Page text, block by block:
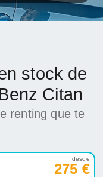
stock de
Citan
renting que te
desde
275 €